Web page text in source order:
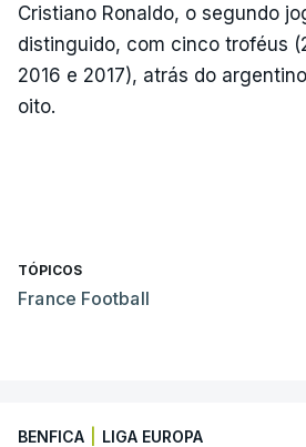
Cristiano Ronaldo, o segundo
distinguido, com cinco troféus
2016 e 2017), atrás do
oito.
TÓPICOS
France Football
BENFICA LIGA EUROPA